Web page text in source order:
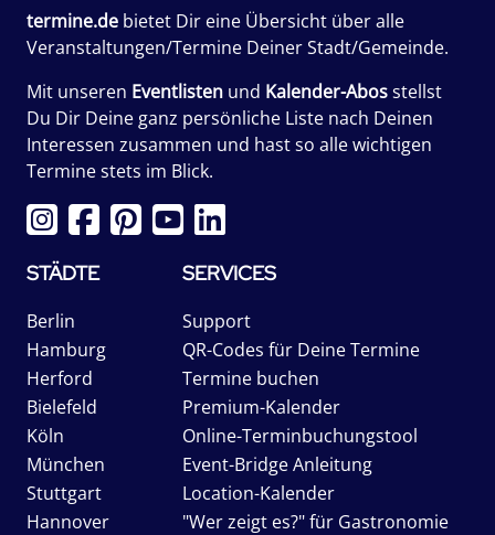
termine.de bietet Dir eine Übersicht über alle
Veranstaltungen/Termine Deiner Stadt/Gemeinde.
Mit unseren Eventlisten und Kalender-Abosstellst
Du Dir Deine ganz persönliche Liste nach Deinen
Interessen zusammen und hast so alle wichtigen
Termine stets im Blick.
STÄDTE
Berlin
Hamburg
Herford
Bielefeld
Köln
München
Stuttgart
Hannover
SERVICES
Support
QR-Codes für Deine Termine
Termine buchen
Premium-Kalender
Online-Terminbuchungstool
Event-Bridge Anleitung
Location-Kalender
"Wer zeigt es?" für Gastronomie